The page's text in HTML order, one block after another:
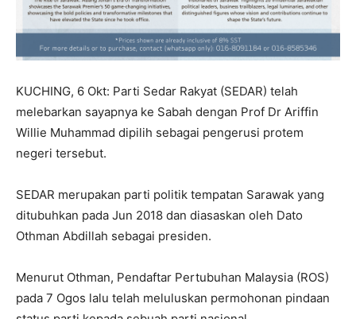
KUCHING, 6 Okt: Parti Sedar Rakyat (SEDAR) telah
melebarkan sayapnya ke Sabah dengan Prof Dr Ariffin
Willie Muhammad dipilih sebagai pengerusi protem
negeri tersebut.
SEDAR merupakan parti politik tempatan Sarawak yang
ditubuhkan pada Jun 2018 dan diasaskan oleh Dato
Othman Abdillah sebagai presiden.
Menurut Othman, Pendaftar Pertubuhan Malaysia (ROS)
pada 7 Ogos lalu telah meluluskan permohonan pindaan